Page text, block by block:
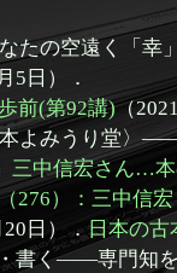
たの空遠く「
5日）．
前(第92講)（
本よみうり堂〉
三中信宏さん…
276）：三中信
20日）．日本の古
書く——専門知